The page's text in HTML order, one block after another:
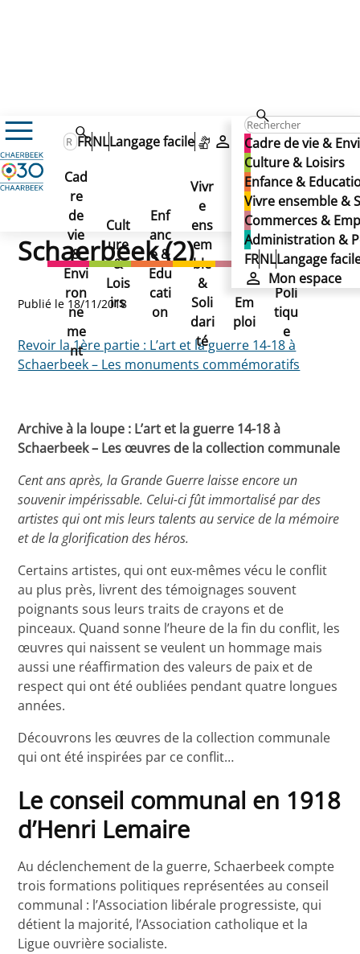
Cadre de vie &
Culture & Loisirs
Enfance &
Vivre ensemble &
Commerces &
Administration &
FRNLLangage
Mon espace
FRNLLangage facile
Mon espace
Cad
re
de
vie
&
Envi
ron
ne
me
nt
Cult
ure
&
Lois
irs
Enf
anc
e &
Edu
cati
on
Vivr
e
ens
em
ble
&
Soli
dari
té
Co
mm
erc
es
&
Em
ploi
Ad
min
istr
atio
n &
Poli
tiqu
e
Actualités
Archive : L'art et la guerre 14-18 à Schaerbeek (2)
Archive : L'art et la
guerre 14-18 à
Schaerbeek (2)
Archive : L'art et la guerre
14-18 à Schaerbeek (2)
Publié le 18/11/2018
Revoir la 1ère partie : L’art et la guerre 14-18 à
Schaerbeek – Les monuments commémoratifs
Archive à la loupe : L’art et la guerre 14-18 à
Schaerbeek – Les œuvres de la collection communale
Cent ans après, la Grande Guerre laisse encore un
souvenir impérissable. Celui-ci fût immortalisé par des
artistes qui ont mis leurs talents au service de la mémoire
et de la glorification des héros.
Certains artistes, qui ont eux-mêmes vécu le conflit
au plus près, livrent des témoignages souvent
poignants sous leurs traits de crayons et de
pinceaux. Quand sonne l’heure de la fin du conflit, les
œuvres qui naissent se veulent un hommage mais
aussi une réaffirmation des valeurs de paix et de
respect qui ont été oubliées pendant quatre longues
années.
Découvrons les œuvres de la collection communale
qui ont été inspirées par ce conflit…
Le conseil communal en 1918
d’Henri Lemaire
Au déclenchement de la guerre, Schaerbeek compte
trois formations politiques représentées au conseil
communal : l’Association libérale progressiste, qui
détient la majorité, l’Association catholique et la
Ligue ouvrière socialiste.